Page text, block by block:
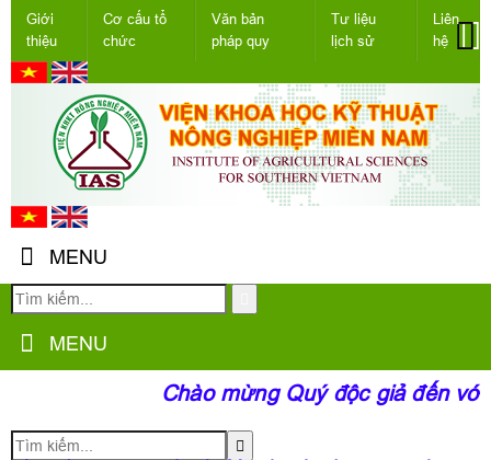
Giới
thiệu
Cơ cấu tổ
chức
Văn bản
pháp quy
Tư liệu
lịch sử
Liên
hệ
MENU
MENU
Chào mừng Quý độc giả đến